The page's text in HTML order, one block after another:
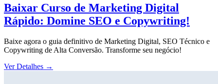
Baixar Curso de Marketing Digital
Rápido: Domine SEO e Copywriting!
Baixe agora o guia definitivo de Marketing Digital, SEO Técnico e
Copywriting de Alta Conversão. Transforme seu negócio!
Ver Detalhes →